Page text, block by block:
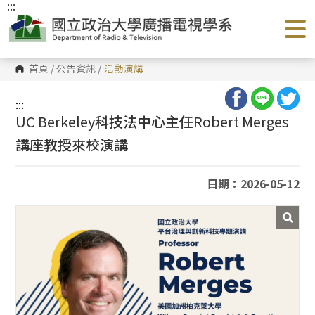
跳
到
主
要
內
容
區 首頁 /公告資訊 / 活動演講
:::
:::
UC Berkeley科技法中心主任Robert Merges
講座教授來校演講
日期：2026-05-12